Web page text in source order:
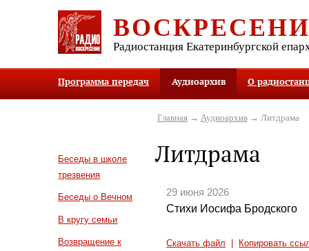
Радиостанция Екатеринбургской
Программа передач Аудиоархив О
Беседы в школе
трезвения
Беседы о Вечном
В кругу семьи
Возвращение к
Главная→ Аудиоархив→ Литдрама
Литдрама
29 июня 2026
Стихи Иосифа Бродского
Скачать файл Копировать